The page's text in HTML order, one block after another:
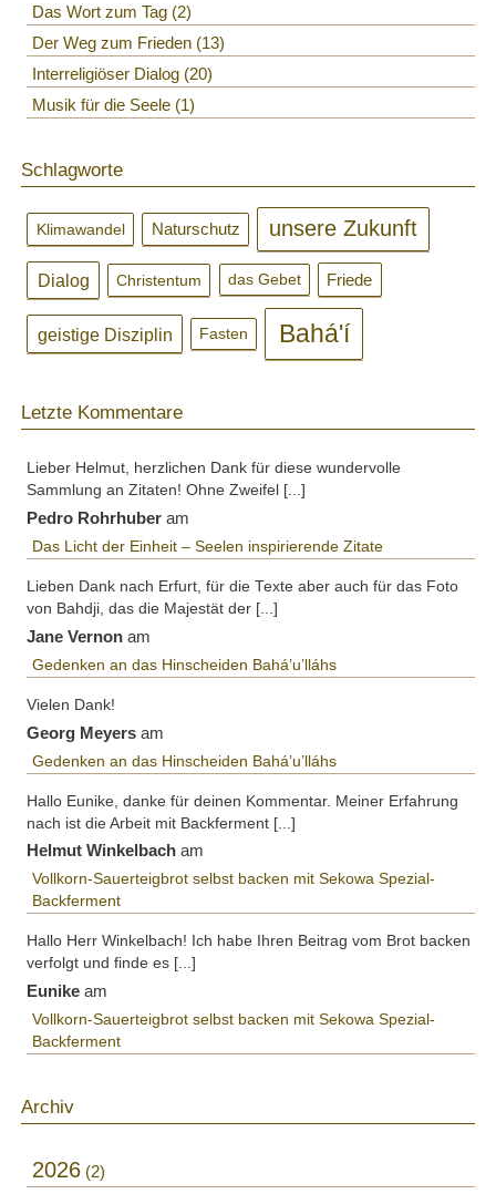
Das Wort zum Tag 2
Der Weg zum Frieden 13
Interreligiöser Dialog 20
Musik für die Seele 1
Schlagworte
Klimawandel Naturschutz unsere Zukunft
Dialog Christentum das Gebet Friede
geistige Disziplin Fasten Bahá'í
Letzte Kommentare
Lieber Helmut, herzlichen Dank für diese wundervolle
Sammlung an Zitaten! Ohne Zweifel [...]
Pedro Rohrhuber am
Das Licht der Einheit – Seelen inspirierende Zitate
Lieben Dank nach Erfurt, für die Texte aber auch für das Foto
von Bahdji, das die Majestät der [...]
Jane Vernon am
Gedenken an das Hinscheiden Bahá’u’lláhs
Vielen Dank!
Georg Meyers am
Gedenken an das Hinscheiden Bahá’u’lláhs
Hallo Eunike, danke für deinen Kommentar. Meiner Erfahrung
nach ist die Arbeit mit Backferment [...]
Helmut Winkelbach am
Vollkorn-Sauerteigbrot selbst backen mit Sekowa Spezial-
Backferment
Hallo Herr Winkelbach! Ich habe Ihren Beitrag vom Brot backen
verfolgt und finde es [...]
Eunike am
Vollkorn-Sauerteigbrot selbst backen mit Sekowa Spezial-
Backferment
Archiv
2026 2